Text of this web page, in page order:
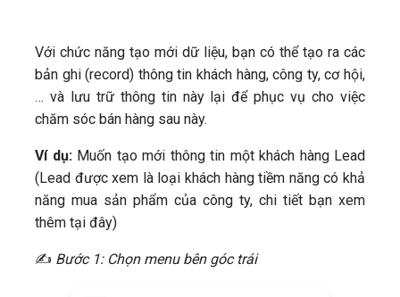
Với chức năng tạo mới dữ liệu, bạn có thể tạo ra các
bản ghi (record) thông tin khách hàng, công ty, cơ hội,
… và lưu trữ thông tin này lại để phục vụ cho việc
chăm sóc bán hàng sau này.
Ví dụ:Muốn tạo mới thông tin một khách hàng Lead
(Lead được xem là loại khách hàng tiềm năng có khả
năng mua sản phẩm của công ty, chi tiết bạn xem
thêm tại đây)
✍ Bước 1: Chọn menu bên góc trái